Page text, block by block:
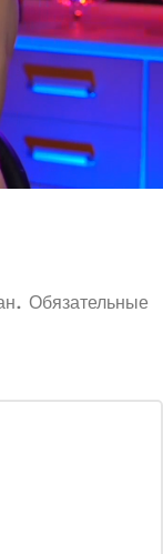
Обязательные